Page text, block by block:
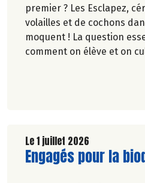
premier ? Les Esclapez,
volailles et de cochons
moquent ! La question
comment on élève et on
est en phase. Comme
Biocoop du Grand
territoire. Nous y étions à
nous.
Pascale Solana.
Le 1 juillet 2026
Lire la suite de
Engagés pour la